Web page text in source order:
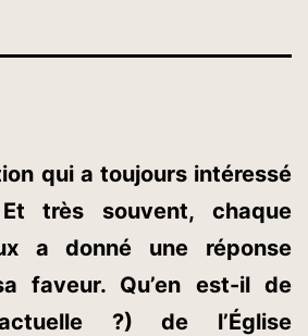
qui a toujours intéressé
très souvent, chaque
a donné une réponse
faveur. Qu’en est-il de
?) de l’Église